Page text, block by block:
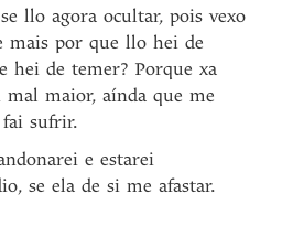
llo agora ocultar, pois vexo
mais por que llo hei de
hei de temer? Porque xa
maior, aínda que me
fai sufrir.
e estarei
se ela de si me afastar.